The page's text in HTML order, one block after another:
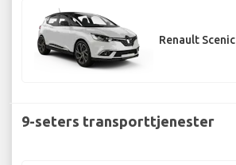
Renault Scenic
9-seters transporttjenester